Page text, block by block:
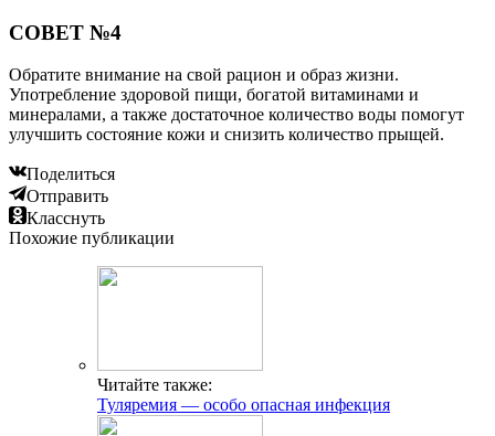
СОВЕТ №4
Обратите внимание на свой рацион и образ жизни.
Употребление здоровой пищи, богатой витаминами и
минералами, а также достаточное количество воды помогут
улучшить состояние кожи и снизить количество прыщей.
Поделиться
Отправить
Класснуть
Похожие публикации
Читайте также:
Туляремия — особо опасная инфекция